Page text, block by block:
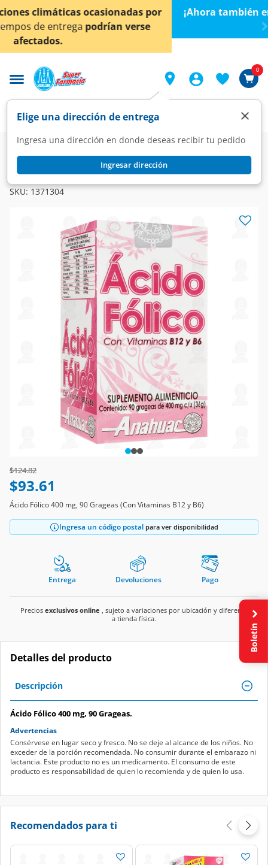
< div class="carousel-inner">
¡Ahora también en Aguascalientes!Daclic aquípara
conocer detalles.
Elige una dirección de entrega
Ingresa una dirección en donde deseas recibir tu pedido
Ingresar dirección
×
0
Farmacia Vitaminas y Suplementos Multivitaminas
Ácido Fólico 400 mg, 90 Grageas.
SKU: 1371304
Price reduced from
$124.82to
$93.61
Ácido Fólico 400 mg, 90 Grageas (Con Vitaminas B12 y B6)
Ingresa un código postal para ver disponibilidad
Entrega Devoluciones Pago
Precios exclusivos online , sujeto a variaciones por ubicación y diferente
a tienda física.
Detalles del producto
Descripción
Ácido Fólico 400 mg, 90 Grageas.
Advertencias
Consérvese en lugar seco y fresco. No se deje al alcance de los niños. No
exceder de la porción recomendada. No consumir durante el embarazo ni
lactancia. Este producto no es un medicamento. El consumo de este
producto es responsabilidad de quien lo recomienda y de quien lo usa.
Recomendados para ti
Boletín